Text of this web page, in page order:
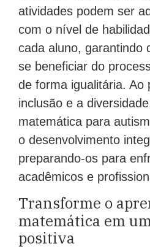
atividades podem ser
com o nível de
cada aluno, garantindo
se beneficiar do
de forma igualitária. Ao
inclusão e a
matemática para
o desenvolvimento
preparando-os para
acadêmicos e
Transforme o
matemática em
positiva